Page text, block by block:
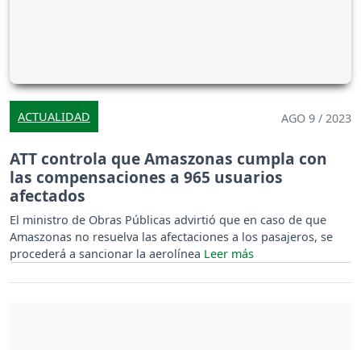
ACTUALIDAD AGO 9 / 2023
ATT controla que Amaszonas cumpla con
las compensaciones a 965 usuarios
afectados
El ministro de Obras Públicas advirtió que en caso de que
Amaszonas no resuelva las afectaciones a los pasajeros, se
procederá a sancionar la aerolínea